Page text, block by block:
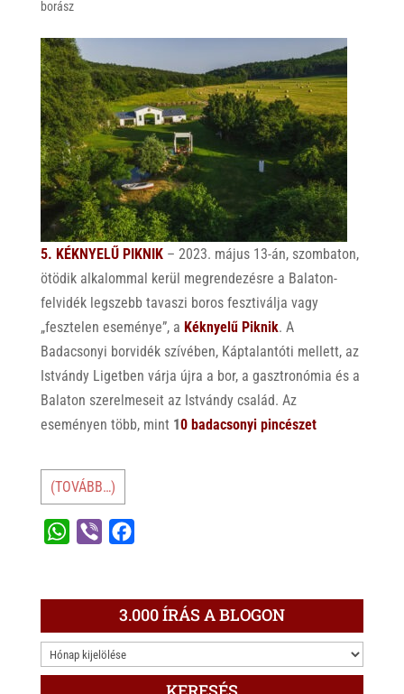
borász
5. KÉKNYELŰ PIKNIK – 2023. május 13-án, szombaton,
ötödik alkalommal kerül megrendezésre a Balaton-
felvidék legszebb tavaszi boros fesztiválja vagy
„fesztelen eseménye”, a Kéknyelű Piknik. A
Badacsonyi borvidék szívében, Káptalantóti mellett, az
Istvándy Ligetben várja újra a bor, a gasztronómia és a
Balaton szerelmeseit az Istvándy család. Az
eseményen több, mint 10 badacsonyi pincészet
(TOVÁBB…)
s
A
r
e
b
3.000 ÍRÁS A BLOGON
3.000
ÍRÁS